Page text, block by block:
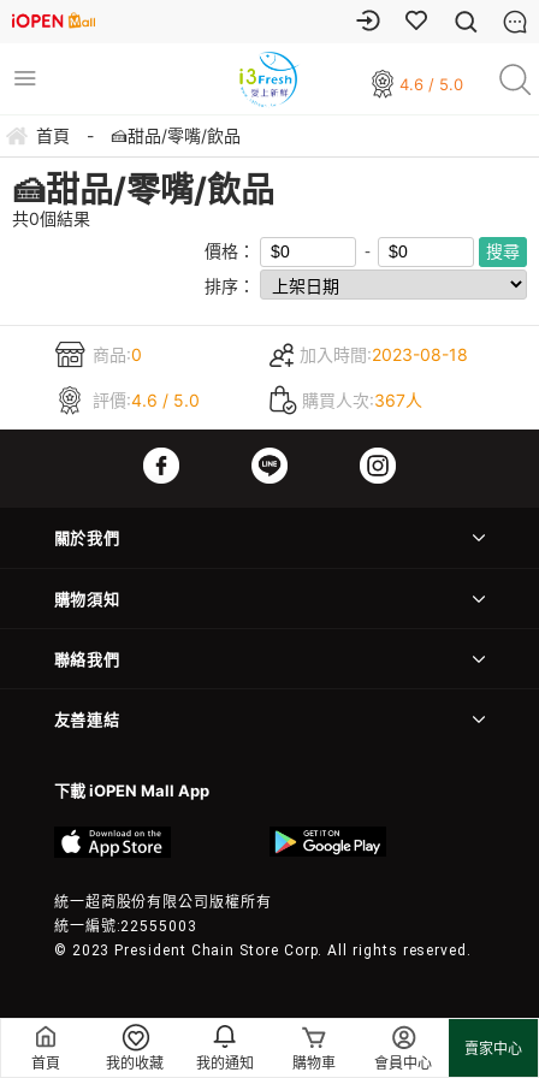
首頁 我的收藏 我的通知 購物車 會員中心
賣家中心
4.6 / 5.0
首頁 - 🍰甜品/零嘴/飲品
🍰甜品/零嘴/飲品
共0個結果
價格：
排序：
商品:0 加入時間:2023-08-18
評價:4.6 / 5.0 購買人次:367人
關於我們
購物須知
聯絡我們
友善連結
下載 iOPEN Mall App
統一超商股份有限公司版權所有
統一編號:22555003
© 2023 President Chain Store Corp. All rights reserved.